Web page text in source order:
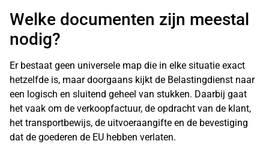
Welke documenten zijn meestal
nodig?
Er bestaat geen universele map die in elke situatie exact
hetzelfde is, maar doorgaans kijkt de Belastingdienst naar
een logisch en sluitend geheel van stukken. Daarbij gaat
het vaak om de verkoopfactuur, de opdracht van de klant,
het transportbewijs, de uitvoeraangifte en de bevestiging
dat de goederen de EU hebben verlaten.